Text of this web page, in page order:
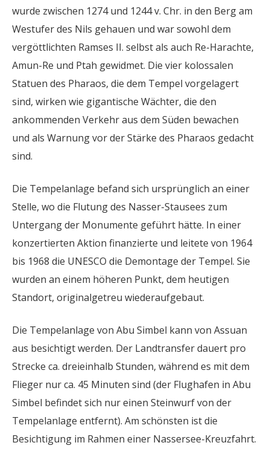
wurde zwischen 1274 und 1244 v. Chr. in den Berg am
Westufer des Nils gehauen und war sowohl dem
vergöttlichten Ramses II. selbst als auch Re-Harachte,
Amun-Re und Ptah gewidmet. Die vier kolossalen
Statuen des Pharaos, die dem Tempel vorgelagert
sind, wirken wie gigantische Wächter, die den
ankommenden Verkehr aus dem Süden bewachen
und als Warnung vor der Stärke des Pharaos gedacht
sind.
Die Tempelanlage befand sich ursprünglich an einer
Stelle, wo die Flutung des Nasser-Stausees zum
Untergang der Monumente geführt hätte. In einer
konzertierten Aktion finanzierte und leitete von 1964
bis 1968 die UNESCO die Demontage der Tempel. Sie
wurden an einem höheren Punkt, dem heutigen
Standort, originalgetreu wiederaufgebaut.
Die Tempelanlage von Abu Simbel kann von Assuan
aus besichtigt werden. Der Landtransfer dauert pro
Strecke ca. dreieinhalb Stunden, während es mit dem
Flieger nur ca. 45 Minuten sind (der Flughafen in Abu
Simbel befindet sich nur einen Steinwurf von der
Tempelanlage entfernt). Am schönsten ist die
Besichtigung im Rahmen einer Nassersee-Kreuzfahrt.